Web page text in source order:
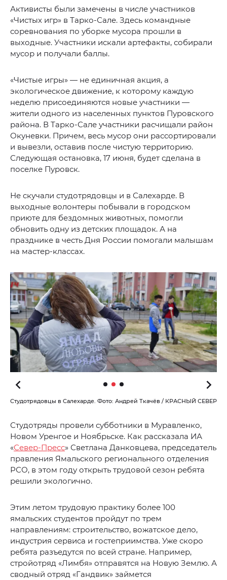
Активисты были замечены в числе участников
«Чистых игр» в Тарко-Сале. Здесь командные
соревнования по уборке мусора прошли в
выходные. Участники искали артефакты, собирали
мусор и получали баллы.
«Чистые игры» — не единичная акция, а
экологическое движение, к которому каждую
неделю присоединяются новые участники —
жители одного из населенных пунктов Пуровского
района. В Тарко-Сале участники расчищали район
Окуневки. Причем, весь мусор они рассортировали
и вывезли, оставив после чистую территорию.
Следующая остановка, 17 июня, будет сделана в
поселке Пуровск.
Не скучали студотрядовцы и в Салехарде. В
выходные волонтеры побывали в городском
приюте для бездомных животных, помогли
обновить одну из детских площадок. А на
празднике в честь Дня России помогали малышам
на мастер-классах.
Студотрядовцы в Салехарде. Фото: Андрей Ткачёв / КРАСНЫЙ СЕВЕР
Студотряды провели субботники в Муравленко,
Новом Уренгое и Ноябрьске. Как рассказала ИА
«Север-Пресс» Светлана Данковцева, председатель
правления Ямальского регионального отделения
РСО, в этом году открыть трудовой сезон ребята
решили экологично.
Этим летом трудовую практику более 100
ямальских студентов пройдут по трем
направлениям: строительство, вожатское дело,
индустрия сервиса и гостеприимства. Уже скоро
ребята разъедутся по всей стране. Например,
стройотряд «Лимбя» отправятся на Новую Землю. А
сводный отряд «Гандвик» займется